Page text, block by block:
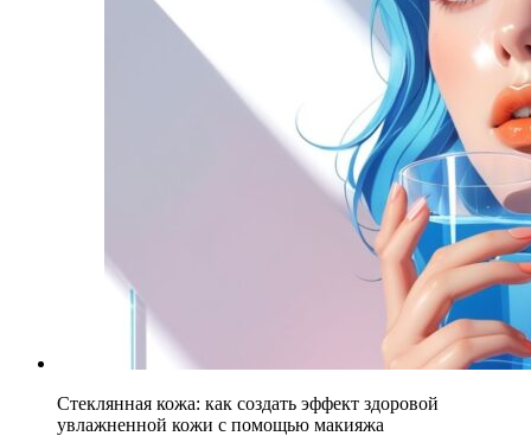
Стеклянная кожа: как создать эффект здоровой
увлажненной кожи с помощью макияжа